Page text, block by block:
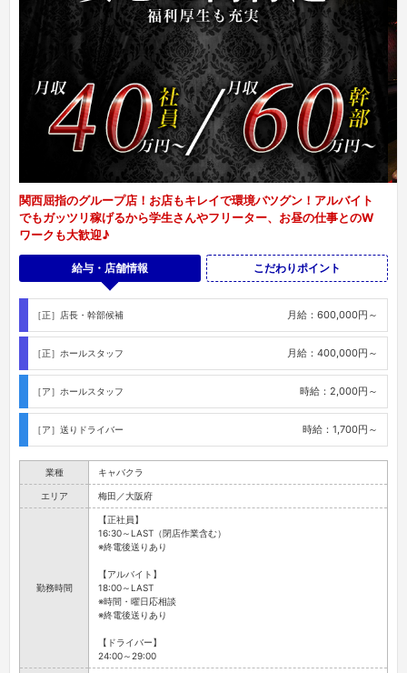
関西屈指のグループ店！お店もキレイで環境バツグン！アルバイト
でもガッツリ稼げるから学生さんやフリーター、お昼の仕事とのW
ワークも大歓迎♪
給与・店舗情報 こだわりポイント
［正］店長・幹部候補 月給：600,000円～
［正］ホールスタッフ 月給：400,000円～
［ア］ホールスタッフ 時給：2,000円～
［ア］送りドライバー 時給：1,700円～
業種 キャバクラ
エリア 梅田／大阪府
勤務時間
【正社員】
16:30～LAST（閉店作業含む）
※終電後送りあり
【アルバイト】
18:00～LAST
※時間・曜日応相談
※終電後送りあり
【ドライバー】
24:00～29:00